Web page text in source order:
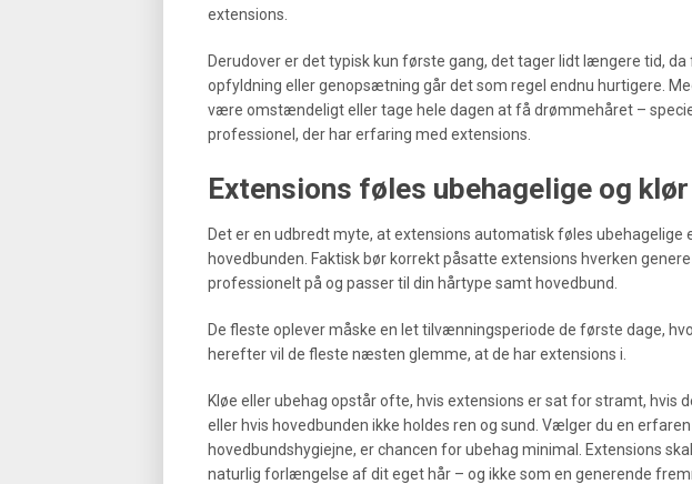
extensions.
Derudover er det typisk kun første gang, det tager lidt længere tid,
opfyldning eller genopsætning går det som regel endnu hurtigere.
være omstændeligt eller tage hele dagen at få drømmehåret –
professionel, der har erfaring med extensions.
Extensions føles ubehagelige og
Det er en udbredt myte, at extensions automatisk føles ubehagelige
hovedbunden. Faktisk bør korrekt påsatte extensions hverken
professionelt på og passer til din hårtype samt hovedbund.
De fleste oplever måske en let tilvænningsperiode de første dage,
herefter vil de fleste næsten glemme, at de har extensions i.
Kløe eller ubehag opstår ofte, hvis extensions er sat for stramt, hvis
eller hvis hovedbunden ikke holdes ren og sund. Vælger du en
hovedbundshygiejne, er chancen for ubehag minimal. Extensions
naturlig forlængelse af dit eget hår – og ikke som en generende